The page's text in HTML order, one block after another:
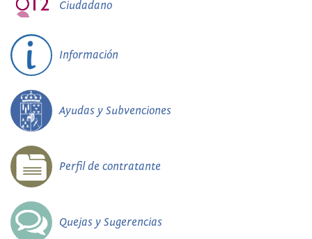
Ciudadano
Información
Ayudas y Subvenciones
Perfil de contratante
Quejas y Sugerencias